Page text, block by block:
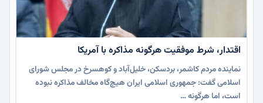
اقتدار، شرط موفقیت هرگونه مذاکره با آمریکا
نماینده مردم کاشمر، بردسکن، خلیل‌آباد و کوهسرخ در مجلس شورای
اسلامی گفت: جمهوری اسلامی ایران هیچ‌گاه مخالف مذاکره نبوده
است، اما هرگونه …